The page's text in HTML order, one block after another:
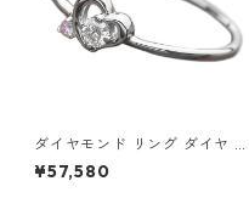
ダイヤモンド リング ダイヤ ア
イスブルーダイヤ 合計0.06ct
8.5号 プラチナ Pt950 ハート
¥57,580